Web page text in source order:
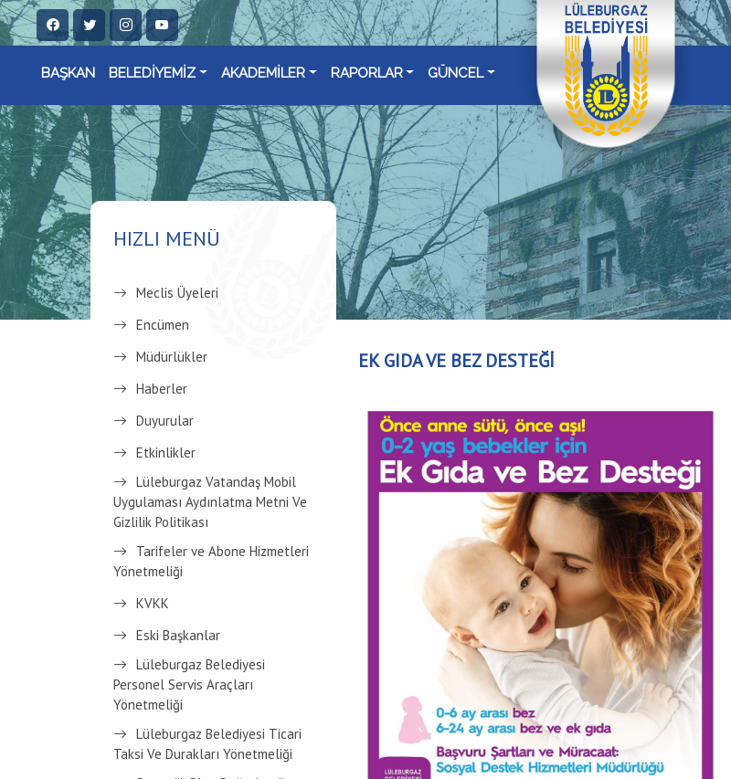
BAŞKAN BELEDİYEMİZ AKADEMİLER RAPORLAR GÜNCEL
HIZLI MENÜ
Meclis Üyeleri
Encümen
Müdürlükler
Haberler
Duyurular
Etkinlikler
Lüleburgaz Vatandaş Mobil
Uygulaması Aydınlatma Metni Ve
Gizlilik Politikası
Tarifeler ve Abone Hizmetleri
Yönetmeliği
KVKK
Eski Başkanlar
Lüleburgaz Belediyesi
Personel Servis Araçları
Yönetmeliği
Lüleburgaz Belediyesi Ticari
Taksi Ve Durakları Yönetmeliği
EK GIDA VE BEZ DESTEĞİ